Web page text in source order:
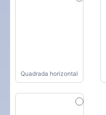
Quadrada horizontal